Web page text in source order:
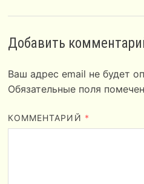
Добавить
Ваш адрес email не будет
Обязательные поля
КОММЕНТАРИЙ *